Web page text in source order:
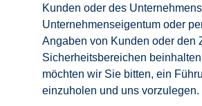
Kunden oder des
Unternehmenseigentum oder
Angaben von Kunden oder den
Sicherheitsbereichen
möchten wir Sie bitten, ein
einzuholen und uns vorzulegen.